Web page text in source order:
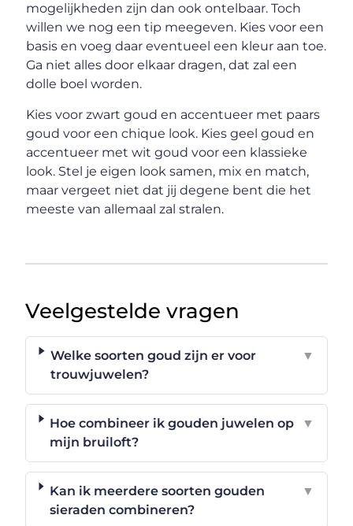
mogelijkheden zijn dan ook ontelbaar. Toch
willen we nog een tip meegeven. Kies voor een
basis en voeg daar eventueel een kleur aan toe.
Ga niet alles door elkaar dragen, dat zal een
dolle boel worden.
Kies voor zwart goud en accentueer met paars
goud voor een chique look. Kies geel goud en
accentueer met wit goud voor een klassieke
look. Stel je eigen look samen, mix en match,
maar vergeet niet dat jij degene bent die het
meeste van allemaal zal stralen.
Veelgestelde vragen
Welke soorten goud zijn er voor
trouwjuwelen?
▼
Hoe combineer ik gouden juwelen op
mijn bruiloft?
▼
Kan ik meerdere soorten gouden
sieraden combineren?
▼